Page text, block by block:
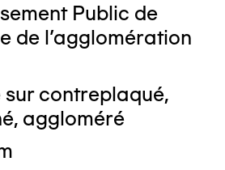
Public de
de l'agglomération
sur contreplaqué,
aggloméré